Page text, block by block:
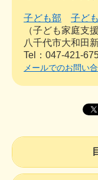
子ども部
子ど
子ども家庭支
八千代市大和田
Tel：047-421-
メールでのお問い